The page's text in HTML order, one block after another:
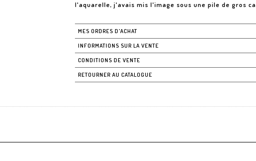
l'aquarelle, j'avais mis l'image sous une pile de gros
MES ORDRES D'ACHAT
INFORMATIONS SUR LA VENTE
CONDITIONS DE VENTE
RETOURNER AU CATALOGUE